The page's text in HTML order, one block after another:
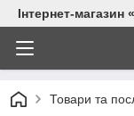
Інтернет-магазин
Товари та